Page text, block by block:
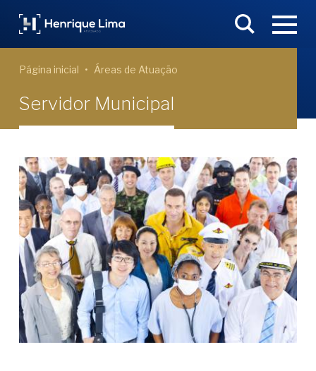
Página inicial Áreas de Atuação
Servidor Municipal